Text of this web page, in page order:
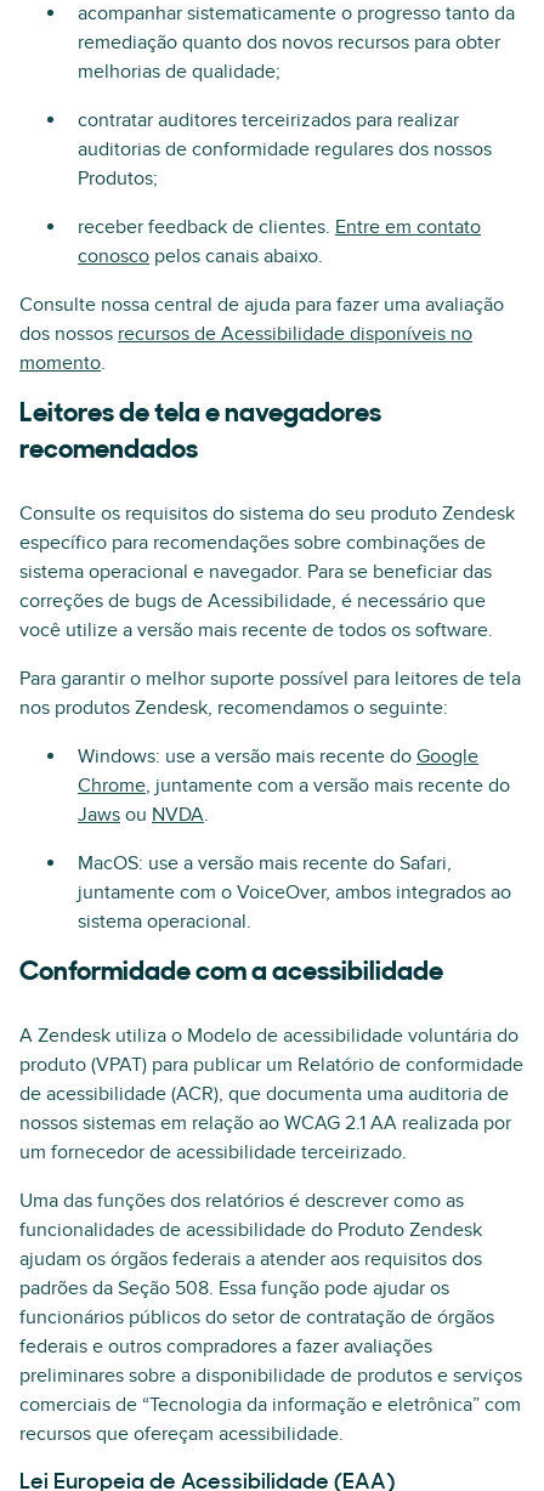
acompanhar sistematicamente o progresso tanto da
remediação quanto dos novos recursos para obter
melhorias de qualidade;
contratar auditores terceirizados para realizar
auditorias de conformidade regulares dos nossos
Produtos;
receber feedback de clientes. Entre em contato
conosco pelos canais abaixo.
Consulte nossa central de ajuda para fazer uma avaliação
dos nossos recursos de Acessibilidade disponíveis no
momento.
Leitores de tela e navegadores
recomendados
Consulte os requisitos do sistema do seu produto Zendesk
específico para recomendações sobre combinações de
sistema operacional e navegador. Para se beneficiar das
correções de bugs de Acessibilidade, é necessário que
você utilize a versão mais recente de todos os software.
Para garantir o melhor suporte possível para leitores de tela
nos produtos Zendesk, recomendamos o seguinte:
Windows: use a versão mais recente do Google
Chrome, juntamente com a versão mais recente do
Jaws ou NVDA.
MacOS: use a versão mais recente do Safari,
juntamente com o VoiceOver, ambos integrados ao
sistema operacional.
Conformidade com a acessibilidade
A Zendesk utiliza o Modelo de acessibilidade voluntária do
produto (VPAT) para publicar um Relatório de conformidade
de acessibilidade (ACR), que documenta uma auditoria de
nossos sistemas em relação ao WCAG 2.1 AA realizada por
um fornecedor de acessibilidade terceirizado.
Uma das funções dos relatórios é descrever como as
funcionalidades de acessibilidade do Produto Zendesk
ajudam os órgãos federais a atender aos requisitos dos
padrões da Seção 508. Essa função pode ajudar os
funcionários públicos do setor de contratação de órgãos
federais e outros compradores a fazer avaliações
preliminares sobre a disponibilidade de produtos e serviços
comerciais de “Tecnologia da informação e eletrônica” com
recursos que ofereçam acessibilidade.
Lei Europeia de Acessibilidade (EAA)